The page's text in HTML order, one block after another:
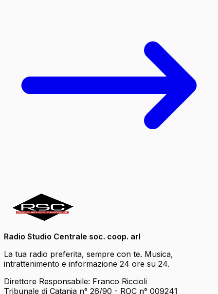
Radio Studio Centrale soc. coop. arl
La tua radio preferita, sempre con te. Musica,
intrattenimento e informazione 24 ore su 24.
Direttore Responsabile: Franco Riccioli
Tribunale di Catania n° 26/90 - ROC n° 009241